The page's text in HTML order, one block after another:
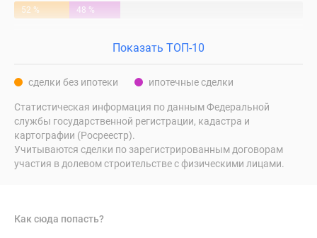
52 % 48 %
Показать ТОП-10
сделки без ипотеки ипотечные сделки
Статистическая информация по данным Федеральной
службы государственной регистрации, кадастра и
картографии (Росреестр).
Учитываются сделки по зарегистрированным договорам
участия в долевом строительстве с физическими лицами.
Как сюда попасть?